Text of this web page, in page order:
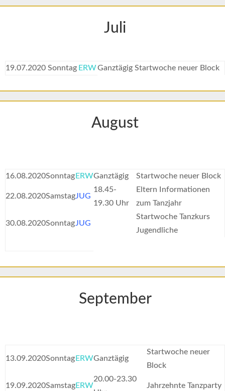
Juli
19.07.2020 Sonntag ERWGanztägig Startwoche neuer Block
August
16.08.2020Sonntag ERWGanztägig Startwoche neuer Block
22.08.2020SamstagJUG
18.45-
19.30 Uhr
Eltern Informationen
zum Tanzjahr
30.08.2020SonntagJUG
Startwoche Tanzkurs
Jugendliche
September
13.09.2020Sonntag ERWGanztägig
Startwoche neuer
Block
19.09.2020SamstagERW
20.00-23.30
Jahrzehnte Tanzparty